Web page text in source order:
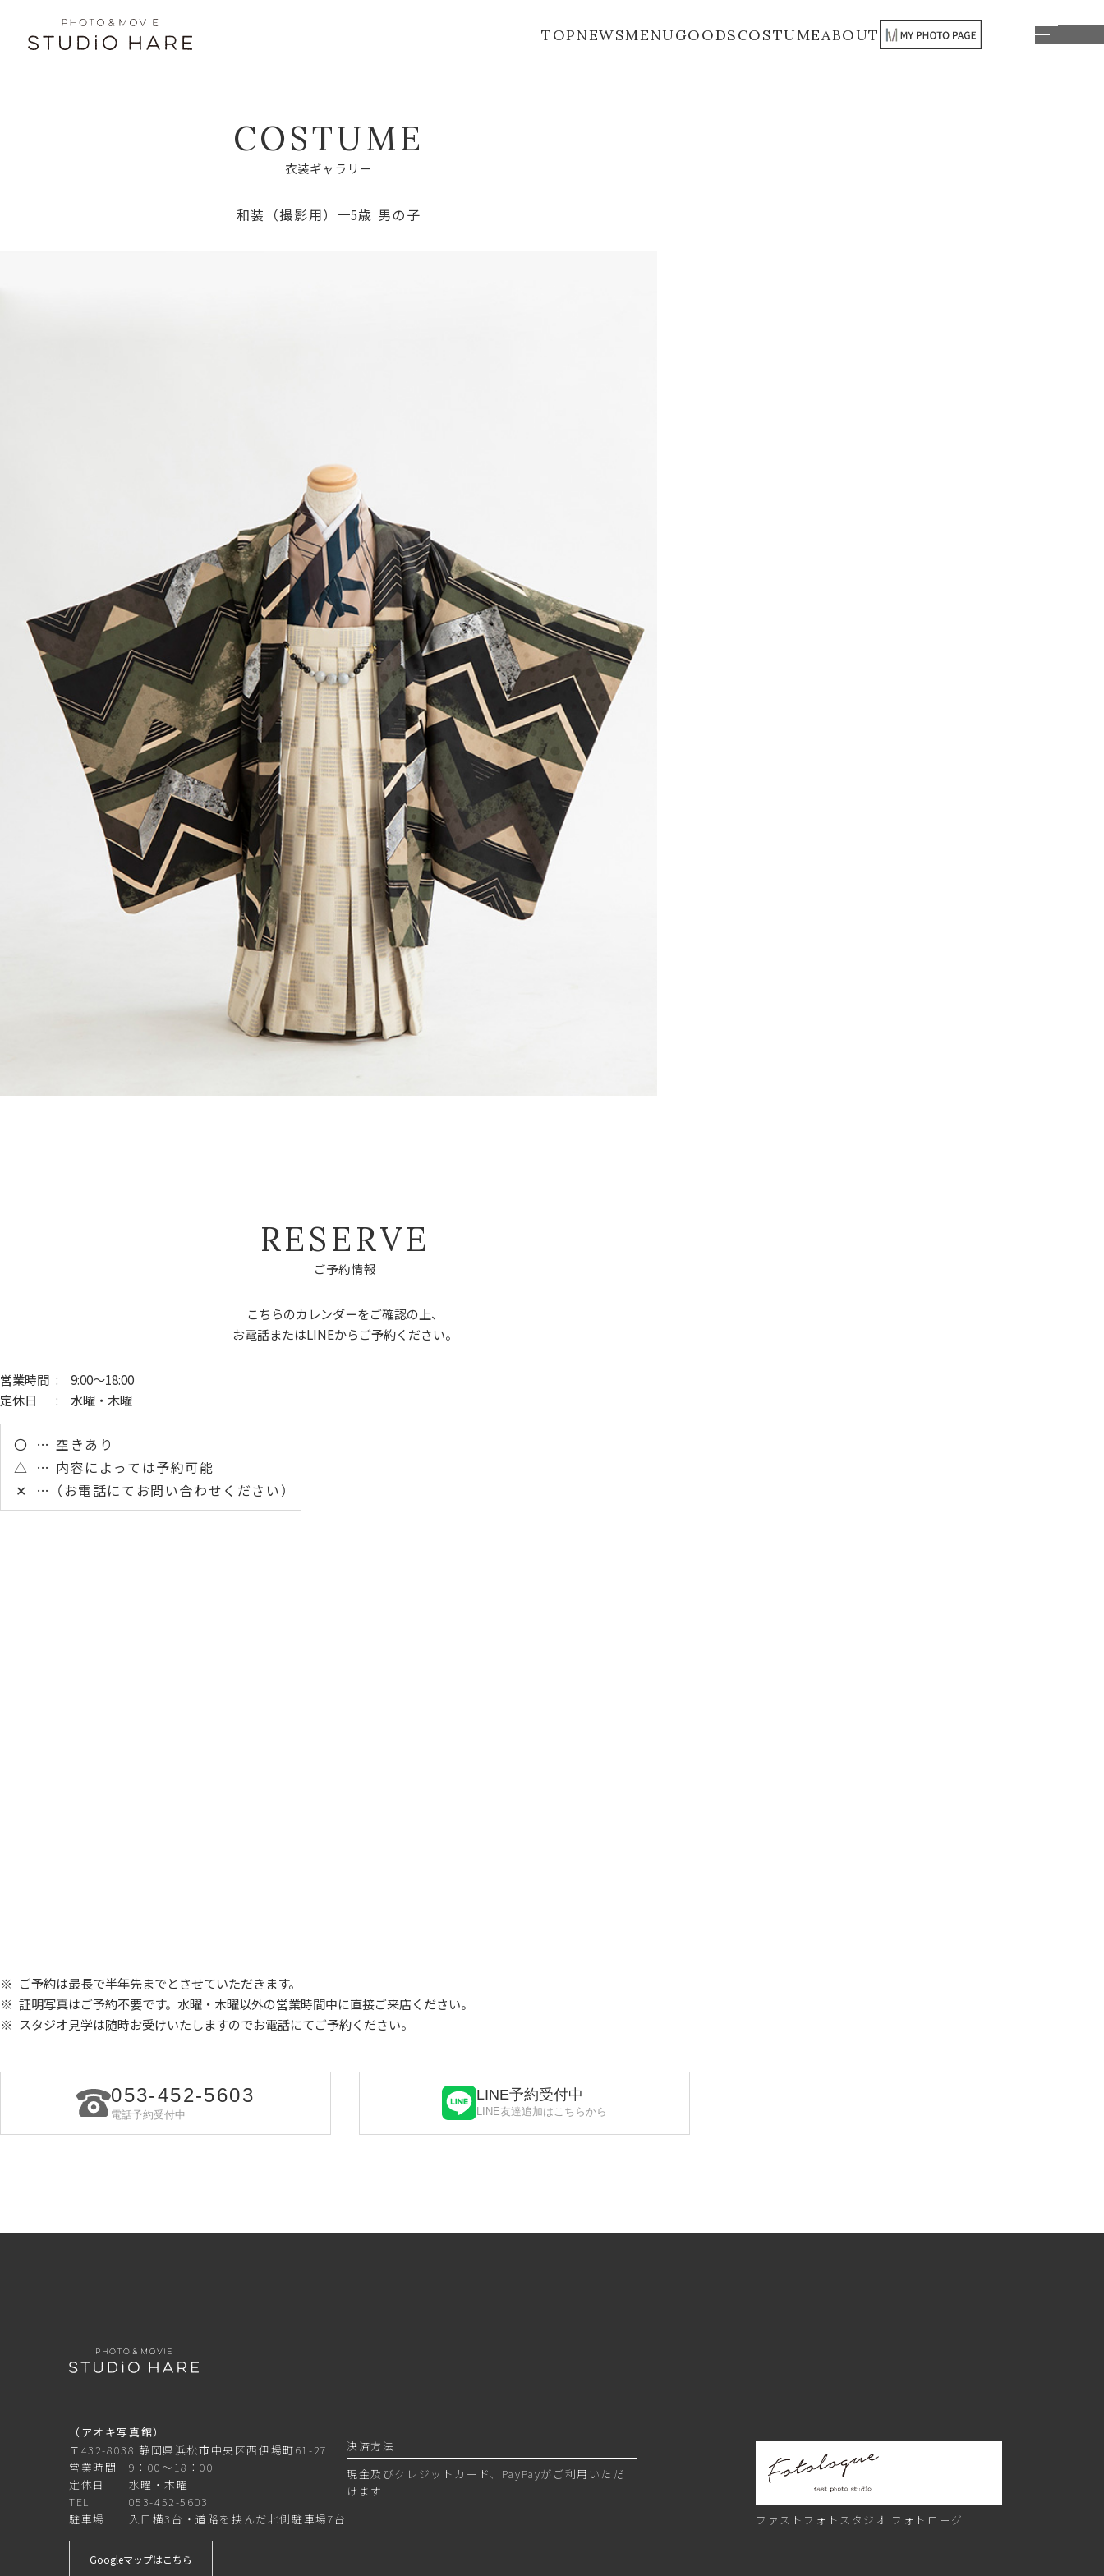
TOPNEWSMENUGOODSCOSTUMEABOUT
COSTUME
衣装ギャラ リ ー
和装（撮影用） 5歳 男の子
RESERVE
ご予約情報
こちらのカレンダーをご確認の上、
お電話またはLINEからご予約ください。
営業時間 : 9:00～18:00
定休日
: 水曜・木曜
〇
空きあり
△
内容によっては予約可能
✕
（お電話にてお問い合わせください）
ご予約は最長で半年先までとさせていただきます。
証明写真はご予約不要です。水曜・木曜以外の営業時間中に直接ご来店ください。
スタジオ見学は随時お受けいたしますのでお電話にてご予約ください。
053-452-5603
電話予約受付中
LINE予約受付中
LINE友達追加はこちらから
（アオキ写真館）
〒432-8038 静岡県浜松市中央区西伊場町61-27
営業時間
9：00～18：00
定休日
水曜・木曜
TEL
053-452-5603
駐車場
入口横3台・道路を挟んだ北側駐車場7台
Googleマップはこちら
決済方法
現金及びクレジットカード、PayPayがご利用いただ
けます
ファストフォトスタジオ フォトローグ